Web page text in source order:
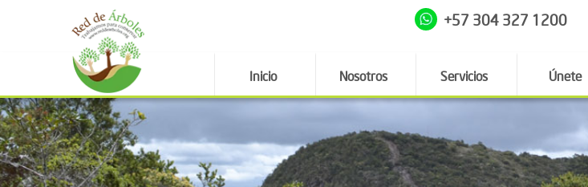
+57 304 327 1200
Inicio Nosotros Servicios Únete